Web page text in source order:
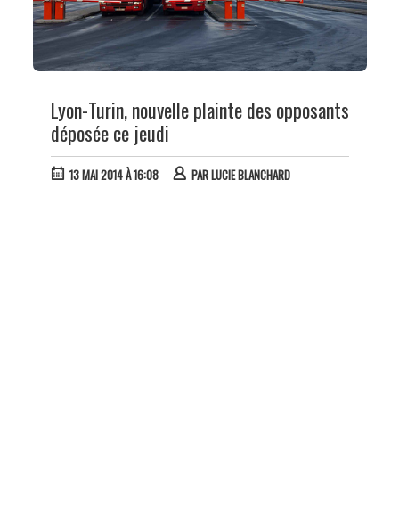
Lyon-Turin, nouvelle plainte des opposants
déposée ce jeudi
13 MAI 2014 À 16:08 PARLUCIE BLANCHARD